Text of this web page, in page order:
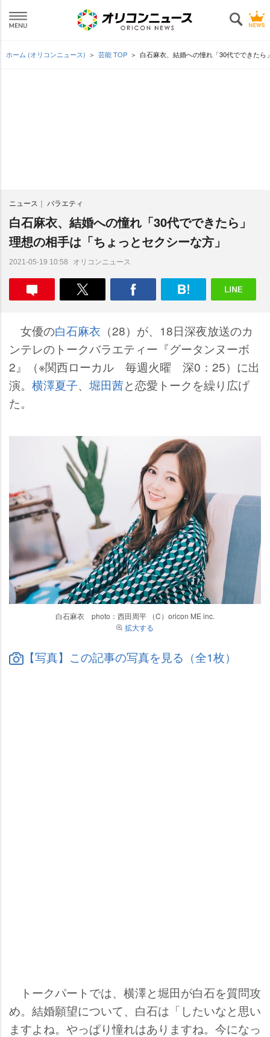
ホーム (オリコンニュース) 芸能 TOP 白石麻衣、結婚への憧れ「30代でできた
ニュース バラエティ
白石麻衣、結婚への憧れ「30代でできたら」
理想の相手は「ちょっとセクシーな方」
2021-05-19 10:58 オリコンニュース
女優の白石麻衣 （28）が、18日深夜放送のカ
ンテレのトークバラエティー『グータンヌーボ
2』（※関西ローカル 毎週火曜 深0：25）に出
演。 横澤夏子、 堀田茜と恋愛トークを繰り広げ
た。
白石麻衣 photo：西田周平 （C）oricon ME inc.
拡大する
【写真】この記事の写真を見る（全1枚）
トークパートでは、横澤と堀田が白石を質問攻
め。結婚願望について、白石は「したいなと思い
ますよね。やっぱり憧れはありますね。今になっ